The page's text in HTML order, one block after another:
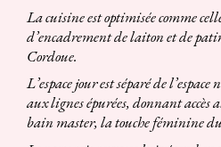
La cuisine est optimisée comme
d’encadrement de laiton et de
Cordoue.
L’espace jour est séparé de
aux lignes épurées, donnant accès
bain master, la touche féminine